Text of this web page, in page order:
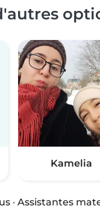
Kamelia
· Assistantes